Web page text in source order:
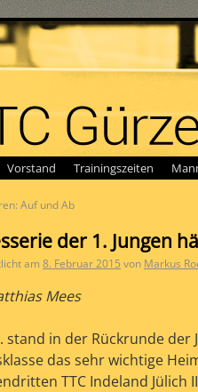
Vorstand Trainingszeiten
Auf und Ab
der 1. Jungen
am 8. Februar 2015 von Markus
Mees
stand in der Rückrunde der
das sehr wichtige
TTC Indeland Jülich